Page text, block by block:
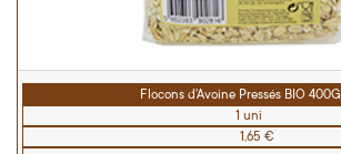
Flocons d'Avoine Pressés BIO 400G
1 uni
1,65 €